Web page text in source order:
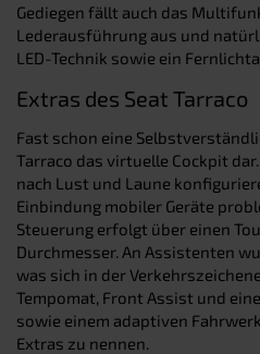
Gediegen fällt auch das
Lederausführung aus und
LED-Technik sowie ein
Extras des Seat Tarraco
Fast schon eine
Tarraco das virtuelle Cockpit
nach Lust und Laune
Einbindung mobiler Geräte
Steuerung erfolgt über einen
Durchmesser. An Assistenten
was sich in der
Tempomat, Front Assist und
sowie einem adaptiven
Extras zu nennen.